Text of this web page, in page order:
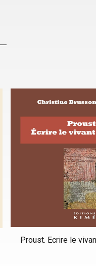
Proust. Ecrire le